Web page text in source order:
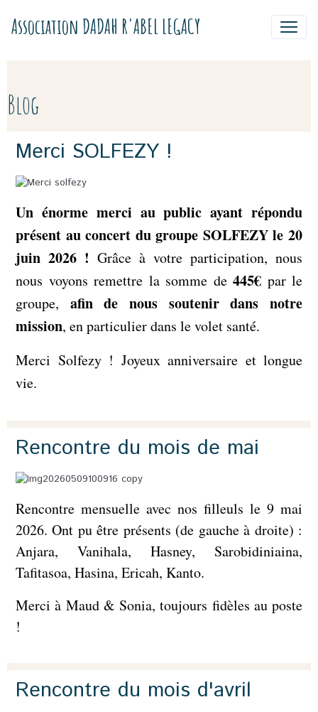
Association DADAH R'ABEL LEGACY
Blog
Merci SOLFEZY !
Un énorme merci au public ayant répondu
présent au concert du groupe SOLFEZY le 20
juin 2026 ! Grâce à votre participation, nous
nous voyons remettre la somme de 445€ par le
groupe, afin de nous soutenir dans notre
mission, en particulier dans le volet santé.
Merci Solfezy ! Joyeux anniversaire et longue
vie.
Rencontre du mois de mai
Rencontre mensuelle avec nos filleuls le 9 mai
2026. Ont pu être présents (de gauche à droite) :
Anjara, Vanihala, Hasney, Sarobidiniaina,
Tafitasoa, Hasina, Ericah, Kanto.
Merci à Maud & Sonia, toujours fidèles au poste
!
Rencontre du mois d'avril